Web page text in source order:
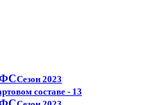
Сезон 2023
составе - 13